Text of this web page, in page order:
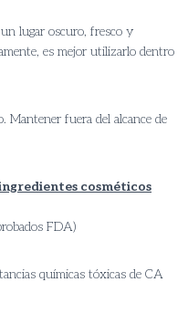
lugar oscuro, fresco y
es mejor utilizarlo dentro
Mantener fuera del alcance de
cosméticos
FDA)
químicas tóxicas de CA